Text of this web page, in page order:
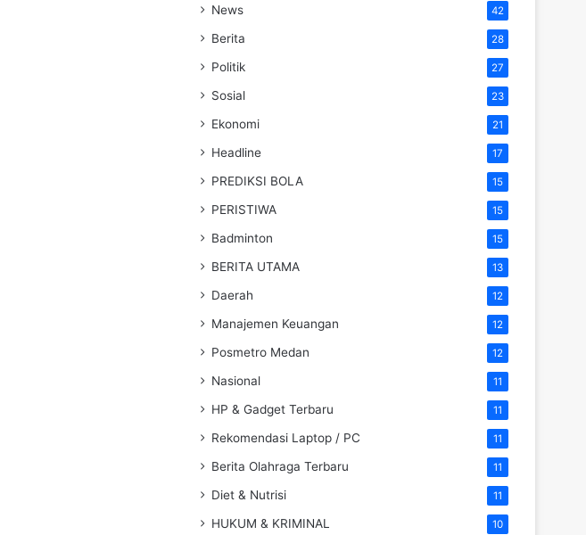
News 42
Berita 28
Politik 27
Sosial 23
Ekonomi 21
Headline 17
PREDIKSI BOLA 15
PERISTIWA 15
Badminton 15
BERITA UTAMA 13
Daerah 12
Manajemen Keuangan 12
Posmetro Medan 12
Nasional 11
HP & Gadget Terbaru 11
Rekomendasi Laptop / PC 11
Berita Olahraga Terbaru 11
Diet & Nutrisi 11
HUKUM & KRIMINAL 10